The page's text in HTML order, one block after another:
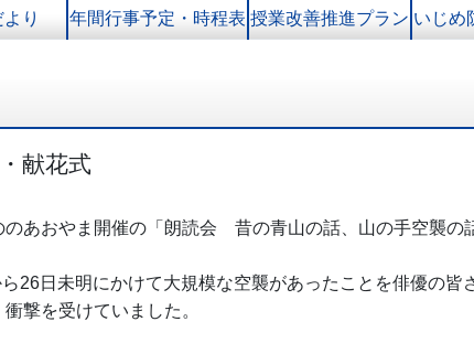
り 年間行事予定・時程表 授業改善推進プラン いじめ
献花式
あおやま開催の「朗読会 昔の青山の話、山の手空襲の
26日未明にかけて大規模な空襲があったことを俳優の皆
撃を受けていました。